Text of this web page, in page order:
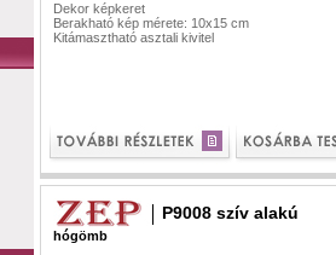
Dekor képkeret
Berakható kép mérete: 10x15 cm
Kitámasztható asztali kivitel
P9008 szív alakú
hógömb